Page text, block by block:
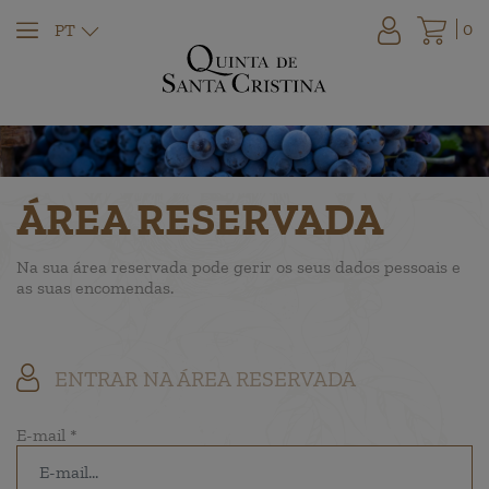
PT 0
ÁREA RESERVADA
Na sua área reservada pode gerir os seus dados pessoais e
as suas encomendas.
ENTRAR NA ÁREA RESERVADA
E-mail *